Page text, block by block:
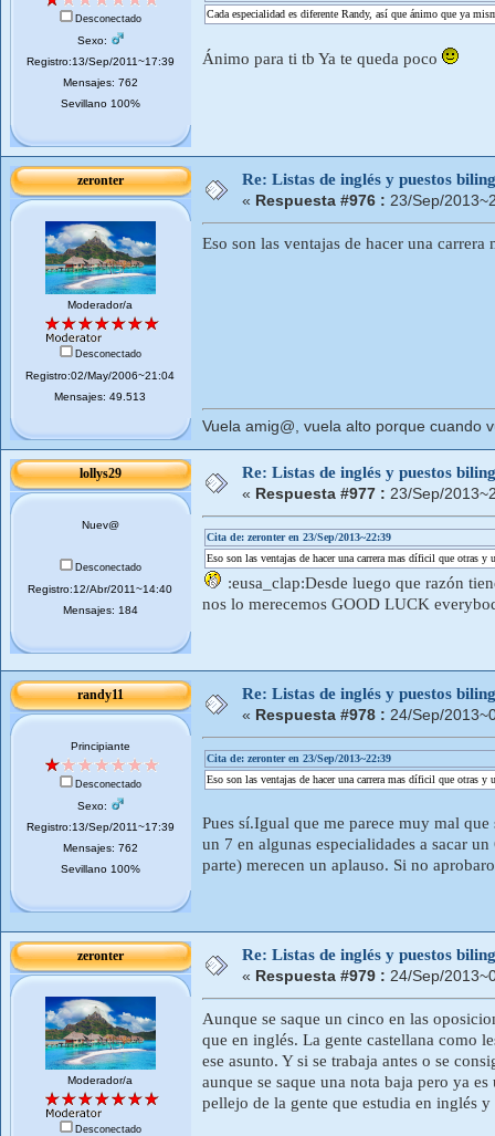
Desconectado
Sexo:
Registro:13/Sep/2011~17:39
Mensajes: 762
Sevillano 100%
Cada especialidad es diferente Randy, así que ánimo que ya
Ánimo para ti tb Ya te queda poco
zeronter
Moderador/a
Desconectado
Registro:02/May/2006~21:04
Mensajes: 49.513
Re: Listas de inglés y puestos
« Respuesta #976 : 23/Sep/
Eso son las ventajas de hacer una
Vuela amig@, vuela alto porque cuando
lollys29
Nuev@
Desconectado
Registro:12/Abr/2011~14:40
Mensajes: 184
Re: Listas de inglés y puestos
« Respuesta #977 : 23/Sep/
Cita de: zeronter en 23/Sep/2013~22:39
Eso son las ventajas de hacer una carrera mas díficil que otras
:eusa_clap:Desde luego que razón
nos lo merecemos GOOD LUCK
randy11
Principiante
Desconectado
Sexo:
Registro:13/Sep/2011~17:39
Mensajes: 762
Sevillano 100%
Re: Listas de inglés y puestos
« Respuesta #978 : 24/Sep/
Cita de: zeronter en 23/Sep/2013~22:39
Eso son las ventajas de hacer una carrera mas díficil que otras
Pues sí.Igual que me parece muy mal
un 7 en algunas especialidades a sacar
parte) merecen un aplauso. Si no
zeronter
Moderador/a
Desconectado
Re: Listas de inglés y puestos
« Respuesta #979 : 24/Sep/
Aunque se saque un cinco en las
que en inglés. La gente castellana como
ese asunto. Y si se trabaja antes o se
aunque se saque una nota baja pero ya
pellejo de la gente que estudia en inglés